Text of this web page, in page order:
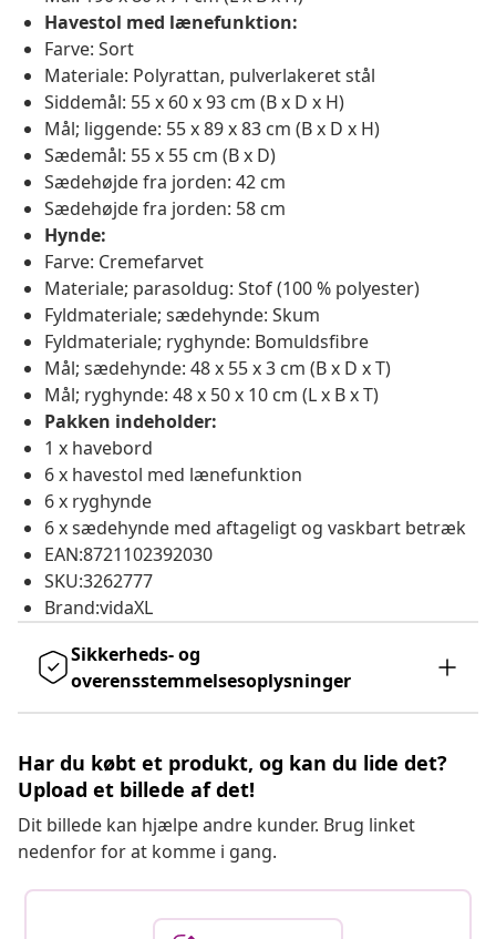
Havestol med lænefunktion:
Farve: Sort
Materiale: Polyrattan, pulverlakeret stål
Siddemål: 55 x 60 x 93 cm (B x D x H)
Mål; liggende: 55 x 89 x 83 cm (B x D x H)
Sædemål: 55 x 55 cm (B x D)
Sædehøjde fra jorden: 42 cm
Sædehøjde fra jorden: 58 cm
Hynde:
Farve: Cremefarvet
Materiale; parasoldug: Stof (100 % polyester)
Fyldmateriale; sædehynde: Skum
Fyldmateriale; ryghynde: Bomuldsfibre
Mål; sædehynde: 48 x 55 x 3 cm (B x D x T)
Mål; ryghynde: 48 x 50 x 10 cm (L x B x T)
Pakken indeholder:
1 x havebord
6 x havestol med lænefunktion
6 x ryghynde
6 x sædehynde med aftageligt og vaskbart betræk
EAN:8721102392030
SKU:3262777
Brand:vidaXL
Sikkerheds- og
overensstemmelsesoplysninger
Har du købt et produkt, og kan du lide det?
Upload et billede af det!
Dit billede kan hjælpe andre kunder. Brug linket
nedenfor for at komme i gang.